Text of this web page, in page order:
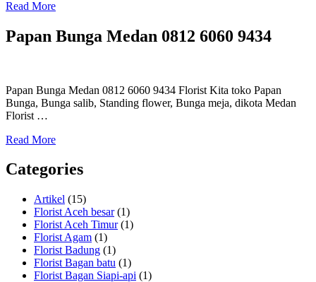
Read More
Papan Bunga Medan 0812 6060 9434
Papan Bunga Medan 0812 6060 9434 Florist Kita toko Papan
Bunga, Bunga salib, Standing flower, Bunga meja, dikota Medan
Florist …
Read More
Categories
Artikel (15)
Florist Aceh besar(1)
Florist Aceh Timur(1)
Florist Agam (1)
Florist Badung (1)
Florist Bagan batu (1)
Florist Bagan Siapi-api (1)